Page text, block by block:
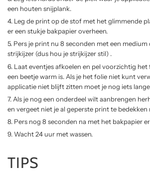
een houten snijplank.
Leg de print op de stof met het glimmende
er een stukje bakpapier overheen.
Pers je print nu 8 seconden met een
strijkijzer (dus hou je strijkijzer stil) .
Laat eventjes afkoelen en pel voorzichtig het
een beetje warm is. Als je het folie niet kunt
applicatie niet blijft zitten moet je nog iets
Als je nog een onderdeel wilt aanbrengen
en vergeet niet je al geperste print te bedekken
Pers nog 8 seconden na met het bakpapier
Wacht 24 uur met wassen.
TIPS